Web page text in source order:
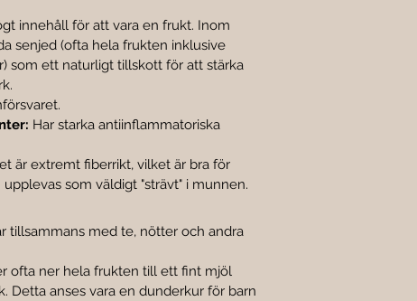
innehåll för att vara en frukt. Inom
senjed (ofta hela frukten inklusive
som ett naturligt tillskott för att stärka
Har starka antiinflammatoriska
är extremt fiberrikt, vilket är bra för
som väldigt "strävt" i munnen.
tillsammans med te, nötter och andra
ofta ner hela frukten till ett fint mjöl
Detta anses vara en dunderkur för barn